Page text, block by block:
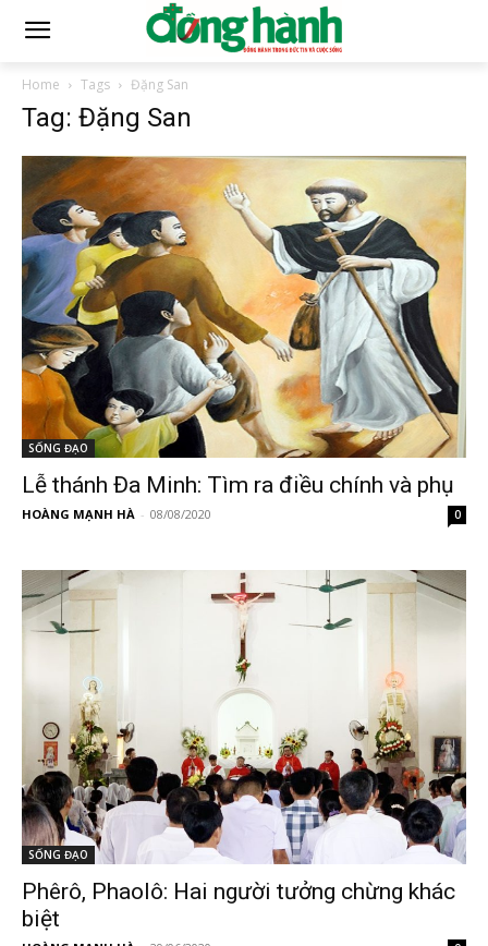
Home Tags Đặng San
Tag: Đặng San
SỐNG ĐẠO
Lễ thánh Đa Minh: Tìm ra điều chính và phụ
HOÀNG MẠNH HÀ - 08/08/2020 0
SỐNG ĐẠO
Phêrô, Phaolô: Hai người tưởng chừng khác
biệt